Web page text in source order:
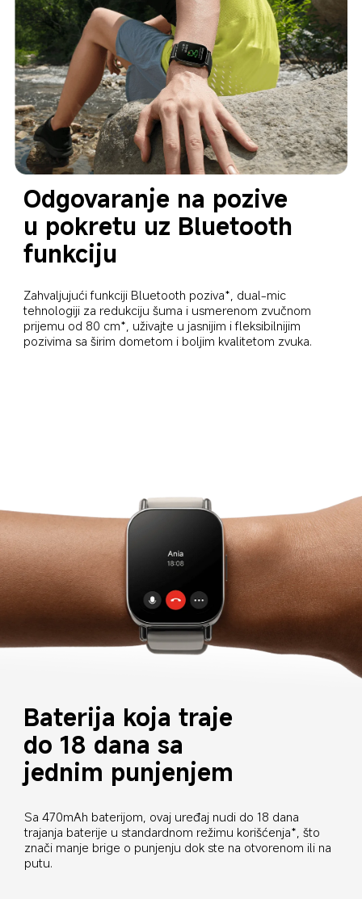
Odgovaranje na pozive
u pokretu uz Bluetooth
funkciju
Zahvaljujući funkciji Bluetooth poziva*, dual-mic
tehnologiji za redukciju šuma i usmerenom zvučnom
prijemu od 80 cm*, uživajte u jasnijim i fleksibilnijim
pozivima sa širim dometom i boljim kvalitetom zvuka.
Baterija koja traje
do 18 dana sa
jednim punjenjem
Sa 470mAh baterijom, ovaj uređaj nudi do 18 dana
trajanja baterije u standardnom režimu korišćenja*, što
znači manje brige o punjenju dok ste na otvorenom ili na
putu.